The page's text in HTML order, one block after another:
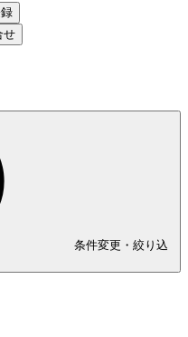
条件変更・絞り込